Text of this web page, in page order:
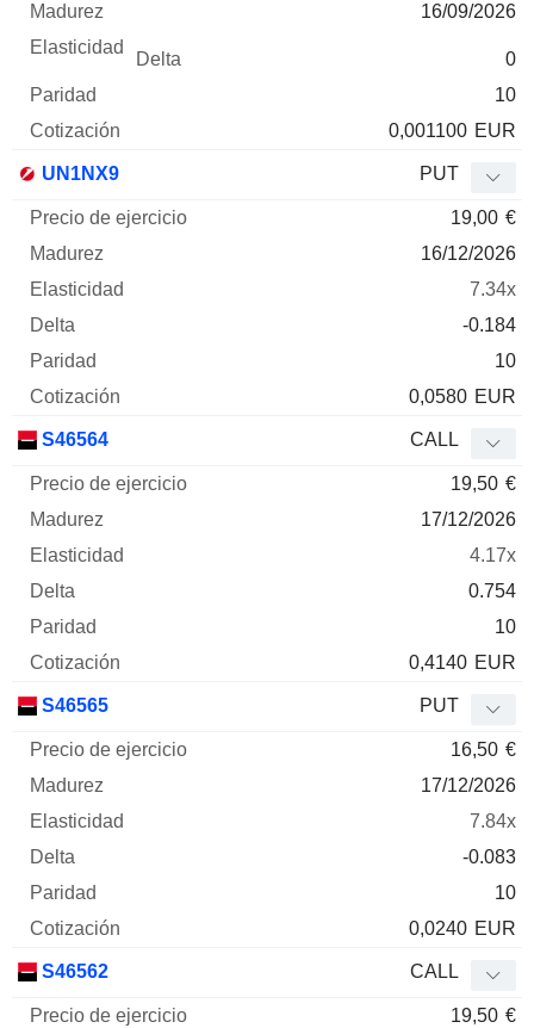
16/09/2026
0
10
0,001100 EUR
UN1NX9 PUT
19,00 €
16/12/2026
7.34x
-0.184
10
0,0580 EUR
S46564 CALL
19,50 €
17/12/2026
4.17x
0.754
10
0,4140 EUR
S46565 PUT
16,50 €
17/12/2026
7.84x
-0.083
10
0,0240 EUR
S46562 CALL
19,50 €